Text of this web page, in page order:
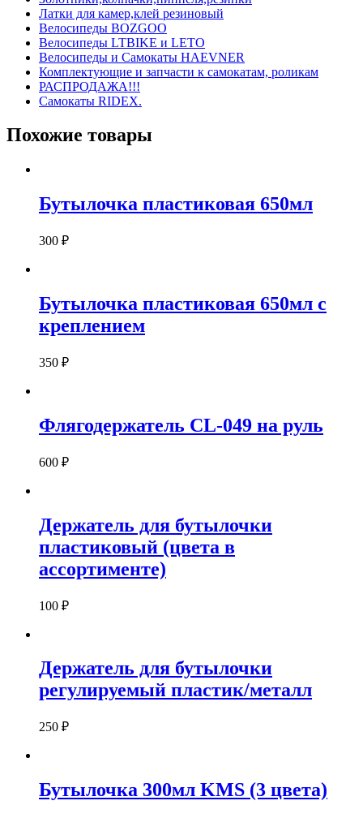
Латки для камер,клей резиновый
Велосипеды BOZGOO
Велосипеды LTBIKE и LETO
Велосипеды и Самокаты HAEVNER
Комплектующие и запчасти к самокатам, роликам
РАСПРОДАЖА!!!
Самокаты RIDEX.
Похожие товары
Бутылочка пластиковая 650мл
300 ₽
Бутылочка пластиковая 650мл с
креплением
350 ₽
Флягодержатель CL-049 на руль
600 ₽
Держатель для бутылочки
пластиковый (цвета в
ассортименте)
100 ₽
Держатель для бутылочки
регулируемый пластик/металл
250 ₽
Бутылочка 300мл KMS (3 цвета)